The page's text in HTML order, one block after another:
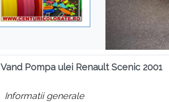
Vand Pompa ulei Renault Scenic 2001
Informatii generale